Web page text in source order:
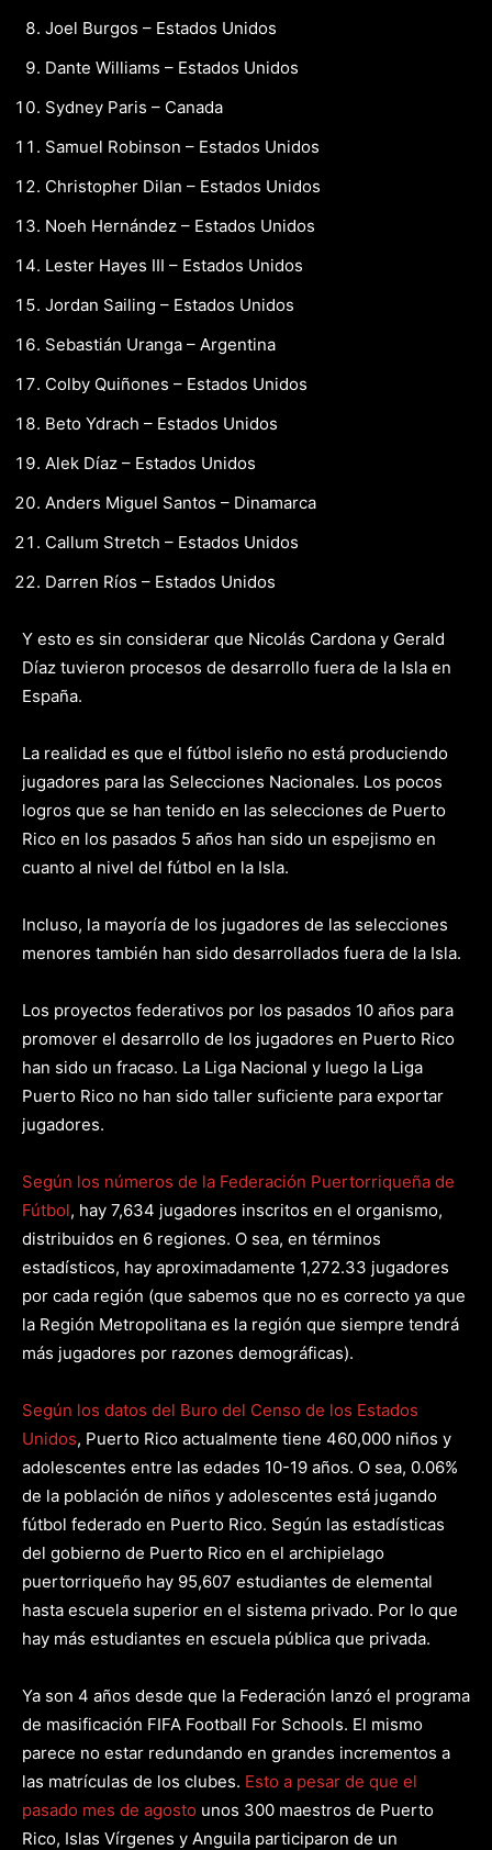
Joel Burgos – Estados Unidos
Dante Williams – Estados Unidos
Sydney Paris – Canada
Samuel Robinson – Estados Unidos
Christopher Dilan – Estados Unidos
Noeh Hernández – Estados Unidos
Lester Hayes III – Estados Unidos
Jordan Sailing – Estados Unidos
Sebastián Uranga – Argentina
Colby Quiñones – Estados Unidos
Beto Ydrach – Estados Unidos
Alek Díaz – Estados Unidos
Anders Miguel Santos – Dinamarca
Callum Stretch – Estados Unidos
Darren Ríos – Estados Unidos
Y esto es sin considerar que Nicolás Cardona y Gerald
Díaz tuvieron procesos de desarrollo fuera de la Isla en
España.
La realidad es que el fútbol isleño no está produciendo
jugadores para las Selecciones Nacionales. Los pocos
logros que se han tenido en las selecciones de Puerto
Rico en los pasados 5 años han sido un espejismo en
cuanto al nivel del fútbol en la Isla.
Incluso, la mayoría de los jugadores de las selecciones
menores también han sido desarrollados fuera de la Isla.
Los proyectos federativos por los pasados 10 años para
promover el desarrollo de los jugadores en Puerto Rico
han sido un fracaso. La Liga Nacional y luego la Liga
Puerto Rico no han sido taller suficiente para exportar
jugadores.
Según los números de la Federación Puertorriqueña de
Fútbol, hay 7,634 jugadores inscritos en el organismo,
distribuidos en 6 regiones. O sea, en términos
estadísticos, hay aproximadamente 1,272.33 jugadores
por cada región (que sabemos que no es correcto ya que
la Región Metropolitana es la región que siempre tendrá
más jugadores por razones demográficas).
Según los datos del Buro del Censo de los Estados
Unidos, Puerto Rico actualmente tiene 460,000 niños y
adolescentes entre las edades 10-19 años. O sea, 0.06%
de la población de niños y adolescentes está jugando
fútbol federado en Puerto Rico. Según las estadísticas
del gobierno de Puerto Rico en el archipielago
puertorriqueño hay 95,607 estudiantes de elemental
hasta escuela superior en el sistema privado. Por lo que
hay más estudiantes en escuela pública que privada.
Ya son 4 años desde que la Federación lanzó el programa
de masificación FIFA Football For Schools. El mismo
parece no estar redundando en grandes incrementos a
las matrículas de los clubes. Esto a pesar de que el
pasado mes de agosto unos 300 maestros de Puerto
Rico, Islas Vírgenes y Anguila participaron de un